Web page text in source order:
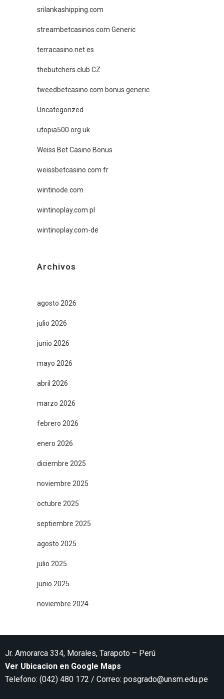
srilankashipping.com
streambetcasinos.com Generic
terracasino.net es
thebutchers.club CZ
tweedbetcasino.com bonus generic
Uncategorized
utopia500.org.uk
Weiss Bet Casino Bonus
weissbetcasino.com fr
wintinode.com
wintinoplay.com pl
wintinoplay.com-de
Archivos
agosto 2026
julio 2026
junio 2026
mayo 2026
abril 2026
marzo 2026
febrero 2026
enero 2026
diciembre 2025
noviembre 2025
octubre 2025
septiembre 2025
agosto 2025
julio 2025
junio 2025
noviembre 2024
Jr. Amorarca 334, Morales, Tarapoto – Perú
Ver Ubicacion en Google Maps
Telefono: (042) 480 172 / Correo: posgrado@unsm.edu.pe